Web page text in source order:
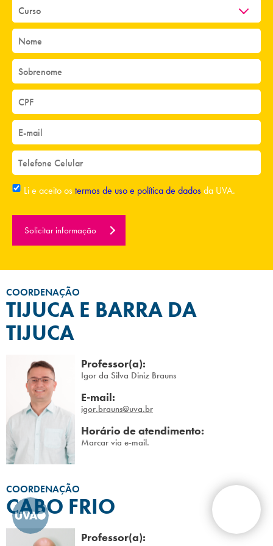
Li e aceito ostermos de uso e política de dadosda UVA.
Solicitar informação
COORDENAÇÃO
TIJUCA E BARRA DA
TIJUCA
Professor(a):
Igor da Silva Diniz Brauns
E-mail:
igor.brauns@uva.br
Horário de atendimento:
Marcar via e-mail.
COORDENAÇÃO
CABO FRIO
Professor(a):